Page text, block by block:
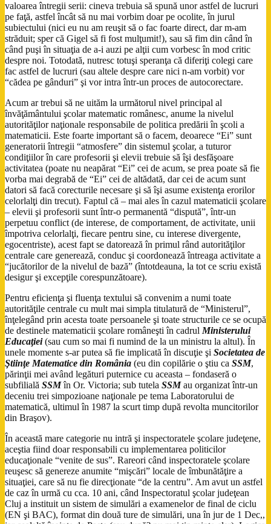
valoarea întregii serii: cineva trebuia să spună unor astfel de lucruri
pe faţă, astfel încât să nu mai vorbim doar pe ocolite, în jurul
subiectului (nici eu nu am reuşit să o fac foarte direct, dar m-am
străduit; sper că Gigel să fi fost mulţumit!), sau să fim din când în
când puşi în situaţia de a-i auzi pe alţii cum vorbesc în mod critic
despre noi. Totodată, nutresc totuşi speranţa că diferiţi colegi care
fac astfel de lucruri (sau altele despre care nici n-am vorbit) vor
“cădea pe gânduri” şi vor intra într-un proces de autocorectare.
Acum ar trebui să ne uităm la următorul nivel principal al
învăţământului şcolar matematic românesc, anume la nivelul
autorităţilor naţionale responsabile de politica predării în şcoli a
matematicii. Este foarte important să o facem, deoarece “Ei” sunt
generatorii întregii “atmosfere” din sistemul şcolar, a tuturor
condiţiilor în care profesorii şi elevii trebuie să îşi desfăşoare
activitatea (poate nu neapărat “Ei” cei de acum, se prea poate să fie
vorba mai degrabă de “Ei” cei de altădată, dar cei de acum sunt
datori să facă corecturile necesare şi să îşi asume existenţa erorilor
celorlalţi din trecut). Faptul că – mai ales în cazul matematicii şcolare
– elevii şi profesorii sunt într-o permanentă “dispută”, într-un
perpetuu conflict (de interese, de comportament, de activitate, unii
împotriva celorlalţi, fiecare pentru sine, cu interese divergente,
egocentriste), acest fapt se datorează în primul rând autorităţilor
centrale care generează, conduc şi coordonează întreaga activitate a
“jucătorilor de la nivelul de bază” (întotdeauna, la tot ce scriu există
desigur şi excepţile corespunzătoare).
Pentru eficienţa şi fluenţa textului să convenim a numi toate
autorităţile centrale cu mult mai simpla titulatură de “Ministerul”,
înţelegând prin acesta toate persoanele şi toate structurile ce se ocupă
de destinele matematicii şcolare româneşti în cadrul Ministerului
Educaţiei(sau cum so mai fi numind de la un ministru la altul). În
unele momente s-ar putea să fie implicată în discuţie şi Societatea de
Ştiinţe Matematice din România (eu din copilărie o ştiu ca SSM,
părinţii mei având legături puternice cu aceasta – fondaseră o
subfilială SSMîn Or. Victoria; sub tutela SSMau organizat într-un
deceniu trei simpozioane naţionale pe tema Laboratorului de
matematică, ultimul în 1987 la scurt timp după revolta muncitorilor
din Braşov).
În această mare categorie nu intră şi inspectoratele şcolare judeţene,
aceştia fiind doar responsabili cu implementarea politicilor
educaţionale “venite de sus”. Rareori când inspectoratele şcolare
reuşesc să genereze anumite “mişcări” locale de îmbunătăţire a
situaţiei, care să nu fie direcţionate “de la centru”. Am avut un astfel
de caz în urmă cu cca. 10 ani, când Inspectoratul şcolar judeţean
Cluj a instituit un sistem de simulări a examenelor de final de ciclu
(EN şi BAC), format din două ture de simulări, una în jur de 1 Dec,,